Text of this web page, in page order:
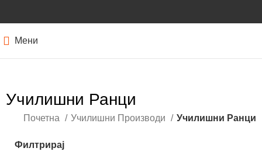
Мени
Училишни Ранци
Почетна Училишни Производи Училишни Ранци
Филтрирај